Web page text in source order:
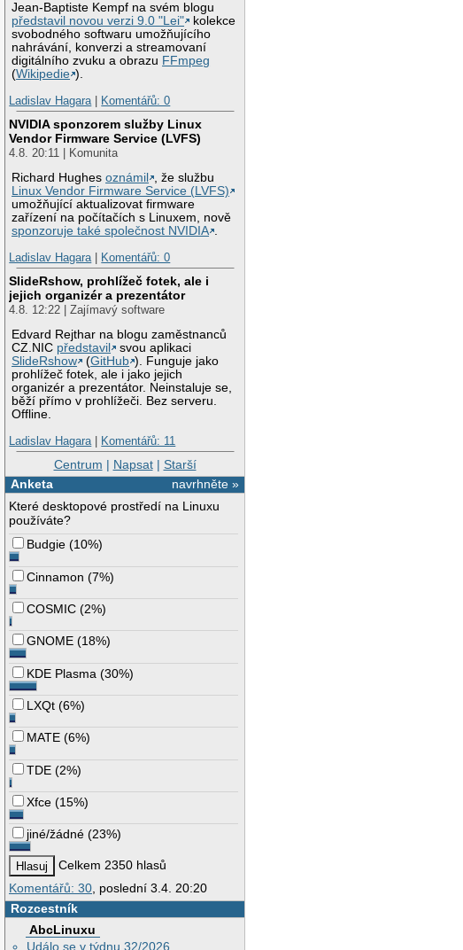
Jean-Baptiste Kempf na svém blogu
představil novou verzi 9.0 "Lei"
kolekce
svobodného softwaru umožňujícího
nahrávání, konverzi a streamovaní
digitálního zvuku a obrazu FFmpeg
(Wikipedie ).
Ladislav Hagara| Komentářů: 0
NVIDIA sponzorem služby Linux
Vendor Firmware Service (LVFS)
4.8. 20:11 | Komunita
Richard Hughesoznámil
, že službu
Linux Vendor Firmware Service (LVFS)
umožňující aktualizovat firmware
zařízení na počítačích s Linuxem, nově
sponzoruje také společnost NVIDIA .
Ladislav Hagara| Komentářů: 0
SlideRshow, prohlížeč fotek, ale i
jejich organizér a prezentátor
4.8. 12:22 | Zajímavý software
Edvard Rejthar na blogu zaměstnanců
CZ.NIC představil
svou aplikaci
SlideRshow
(GitHub ). Funguje jako
prohlížeč fotek, ale i jako jejich
organizér a prezentátor. Neinstaluje se,
běží přímo v prohlížeči. Bez serveru.
Offline.
Ladislav Hagara| Komentářů: 11
Centrum | Napsat| Starší
navrhněte »
Anketa
Které desktopové prostředí na Linuxu
používáte?
Budgie (10%)
Cinnamon (7%)
COSMIC (2%)
GNOME (18%)
KDE Plasma (30%)
LXQt (6%)
MATE (6%)
TDE (2%)
Xfce (15%)
jiné/žádné (23%)
Celkem 2350 hlasů
Komentářů: 30 , poslední 3.4. 20:20
Rozcestník
AbcLinuxu
Událo se v týdnu 32/2026